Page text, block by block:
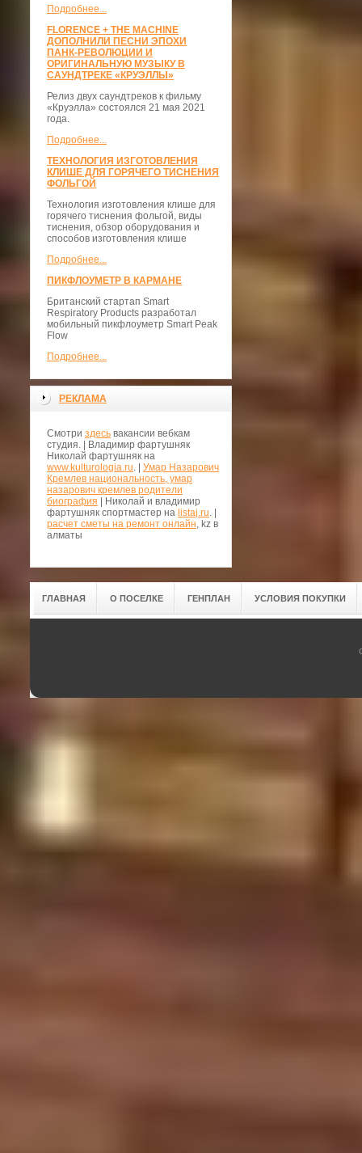
Подробнее...
FLORENCE + THE MACHINE
ДОПОЛНИЛИ ПЕСНИ ЭПОХИ
ПАНК-РЕВОЛЮЦИИ И
ОРИГИНАЛЬНУЮ МУЗЫКУ В
САУНДТРЕКЕ «КРУЭЛЛЫ»
Релиз двух саундтреков к фильму
«Круэлла» состоялся 21 мая 2021
года.
Подробнее...
ТЕХНОЛОГИЯ ИЗГОТОВЛЕНИЯ
КЛИШЕ ДЛЯ ГОРЯЧЕГО ТИСНЕНИЯ
ФОЛЬГОЙ
Технология изготовления клише для
горячего тиснения фольгой, виды
тиснения, обзор оборудования и
способов изготовления клише
Подробнее...
ПИКФЛОУМЕТР В КАРМАНЕ
Британский стартап Smart
Respiratory Products разработал
мобильный пикфлоуметр Smart Peak
Flow
Подробнее...
РЕКЛАМА
Смотри здесь вакансии вебкам
студия. | Владимир фартушняк
Николай фартушняк на
www.kulturologia.ru. | Умар Назарович
Кремлев национальность, умар
назарович кремлев родители
биография | Николай и владимир
фартушняк спортмастер на listaj.ru. |
расчет сметы на ремонт онлайн, kz в
алматы
ГЛАВНАЯ О ПОСЕЛКЕ ГЕНПЛАН УСЛОВИЯ ПОКУПКИ